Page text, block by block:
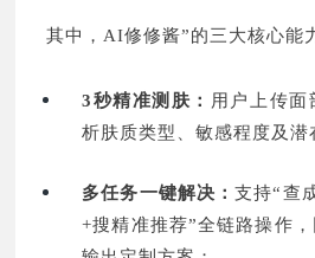
其中，AI修修酱”的三大核心能
3秒精准测肤： 用户上传面
析肤质类型、敏感程度及潜
多任务一键解决：支持“查
+搜精准推荐”全链路操作